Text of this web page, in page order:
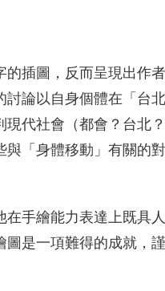
插圖，反而呈現出作
論以自身個體在「台
代社會（都會？台北
「身體移動」有關的
手繪能力表達上既具
是一項難得的成就，